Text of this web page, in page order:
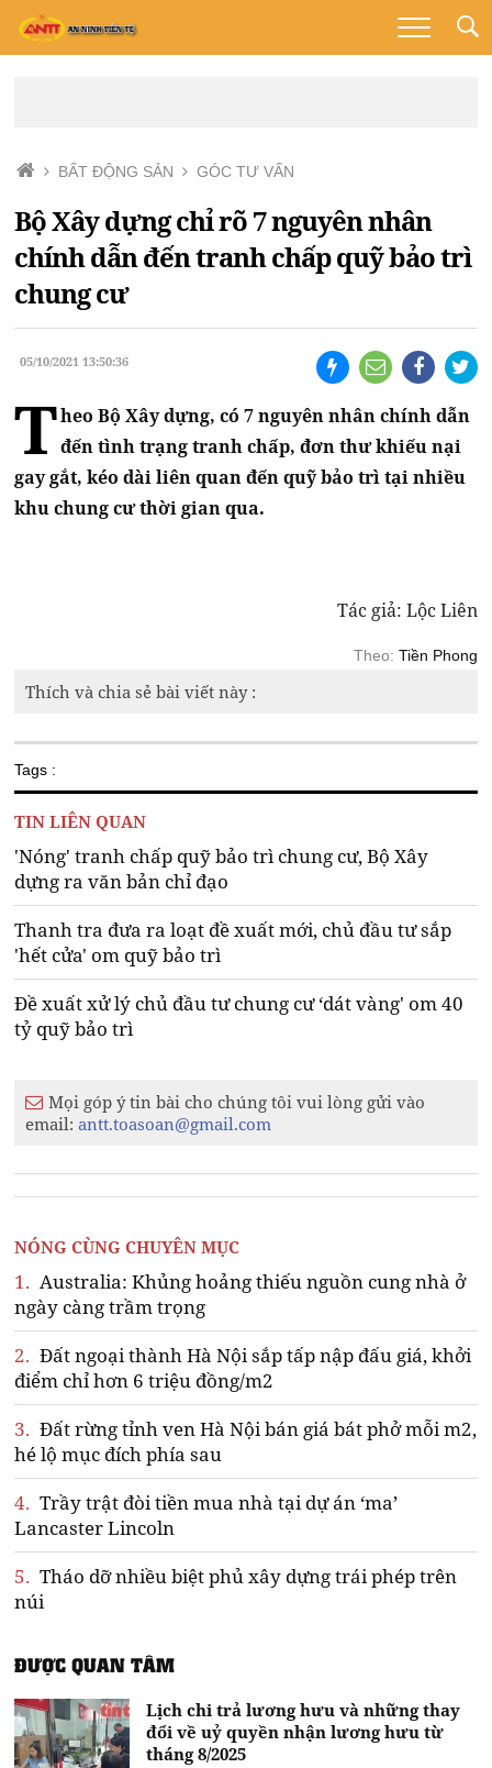
BẤT ĐỘNG SẢN GÓC TƯ VẤN
Bộ Xây dựng chỉ rõ 7 nguyên nhân
chính dẫn đến tranh chấp quỹ bảo trì
chung cư
05/10/2021 13:50:36
Theo Bộ Xây dựng, có 7 nguyên nhân chính dẫn
đến tình trạng tranh chấp, đơn thư khiếu nại
gay gắt, kéo dài liên quan đến quỹ bảo trì tại nhiều
khu chung cư thời gian qua.
Tác giả: Lộc Liên
Theo: Tiền Phong
Thích và chia sẻ bài viết này :
Tags :
TIN LIÊN QUAN
'Nóng' tranh chấp quỹ bảo trì chung cư, Bộ Xây
dựng ra văn bản chỉ đạo
Thanh tra đưa ra loạt đề xuất mới, chủ đầu tư sắp
'hết cửa' om quỹ bảo trì
Đề xuất xử lý chủ đầu tư chung cư ‘dát vàng' om 40
tỷ quỹ bảo trì
Mọi góp ý tin bài cho chúng tôi vui lòng gửi vào
email:antt.toasoan@gmail.com
NÓNG CÙNG CHUYÊN MỤC
1. Australia: Khủng hoảng thiếu nguồn cung nhà ở
ngày càng trầm trọng
2. Đất ngoại thành Hà Nội sắp tấp nập đấu giá, khởi
điểm chỉ hơn 6 triệu đồng/m2
3. Đất rừng tỉnh ven Hà Nội bán giá bát phở mỗi m2,
hé lộ mục đích phía sau
4. Trầy trật đòi tiền mua nhà tại dự án ‘ma’
Lancaster Lincoln
5. Tháo dỡ nhiều biệt phủ xây dựng trái phép trên
núi
ĐƯỢC QUAN TÂM
Lịch chi trả lương hưu và những thay
đổi về uỷ quyền nhận lương hưu từ
tháng 8/2025